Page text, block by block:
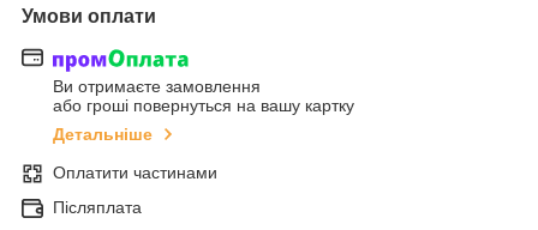
Умови оплати
Ви отримаєте замовлення
або гроші повернуться на вашу картку
Детальніше
Оплатити частинами
Післяплата